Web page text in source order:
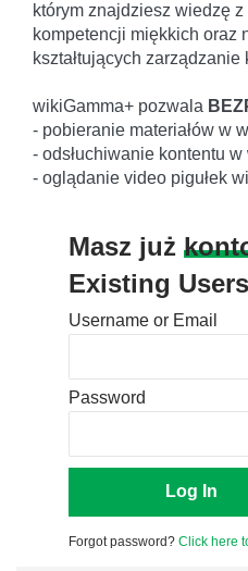
którym znajdziesz wiedzę
kompetencji miękkich oraz
kształtujących zarządzanie
wikiGamma+ pozwala
- pobieranie materiałów w
- odsłuchiwanie kontentu
- oglądanie video pigułek
Masz już
Existing
Username or Email
Password
Forgot password? Click here